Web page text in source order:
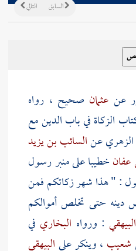
التالي السابق
عن عثمان صحيح ، رواه
الزكاة في باب الدين مع
الزهريعنالسائب بن يزيد
عفانخطيبا على منبر رسول
: " هذا شهر زكاتكم فمن
دينه حتى تخلص أموالكم
البيهقي : ورواه البخاري في
شعيب ، وينكر علىالبيهقي